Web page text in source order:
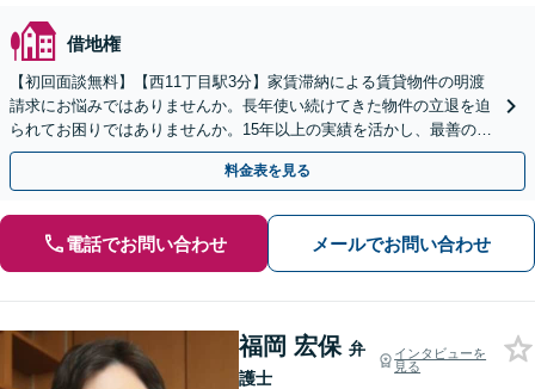
借地権
【初回面談無料】【西11丁目駅3分】家賃滞納による賃貸物件の明渡
請求にお悩みではありませんか。長年使い続けてきた物件の立退を迫
られてお困りではありませんか。15年以上の実績を活かし、最善の解
決策をはかります。【電話・メール・WEB相談可】
料金表を見る
電話でお問い合わせ メールでお問い合わせ
福岡 宏保 弁
護士
インタビューを
見る